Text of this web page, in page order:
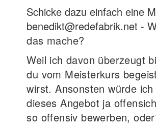
Schicke dazu einfach eine
benedikt@redefabrik.net -
das mache?
Weil ich davon überzeugt
du vom Meisterkurs
wirst. Ansonsten würde
dieses Angebot ja
so offensiv bewerben,